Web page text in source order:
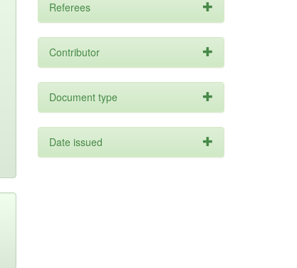
Referees
Contributor
Document type
Date issued